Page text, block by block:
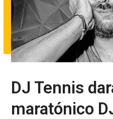
DJ Tennis
maratónico